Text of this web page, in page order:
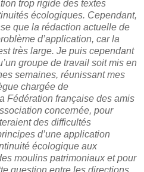
trop rigide des textes
écologiques. Cependant,
que la rédaction actuelle de
d’application, car la
très large. Je puis cependant
groupe de travail soit mis en
semaines, réunissant mes
chargée de
Fédération française des amis
concernée, pour
des difficultés
d’une application
écologique aux
moulins patrimoniaux et pour